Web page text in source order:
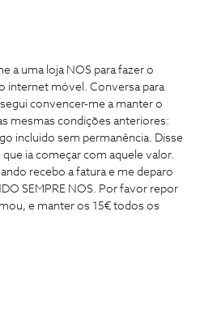
a uma loja NOS para fazer o
internet móvel. Conversa para
convencer-me a manter o
mesmas condições anteriores:
incluido sem permanência. Disse
ia começar com aquele valor.
recebo a fatura e me deparo
SEMPRE NOS. Por favor repor
e manter os 15€ todos os